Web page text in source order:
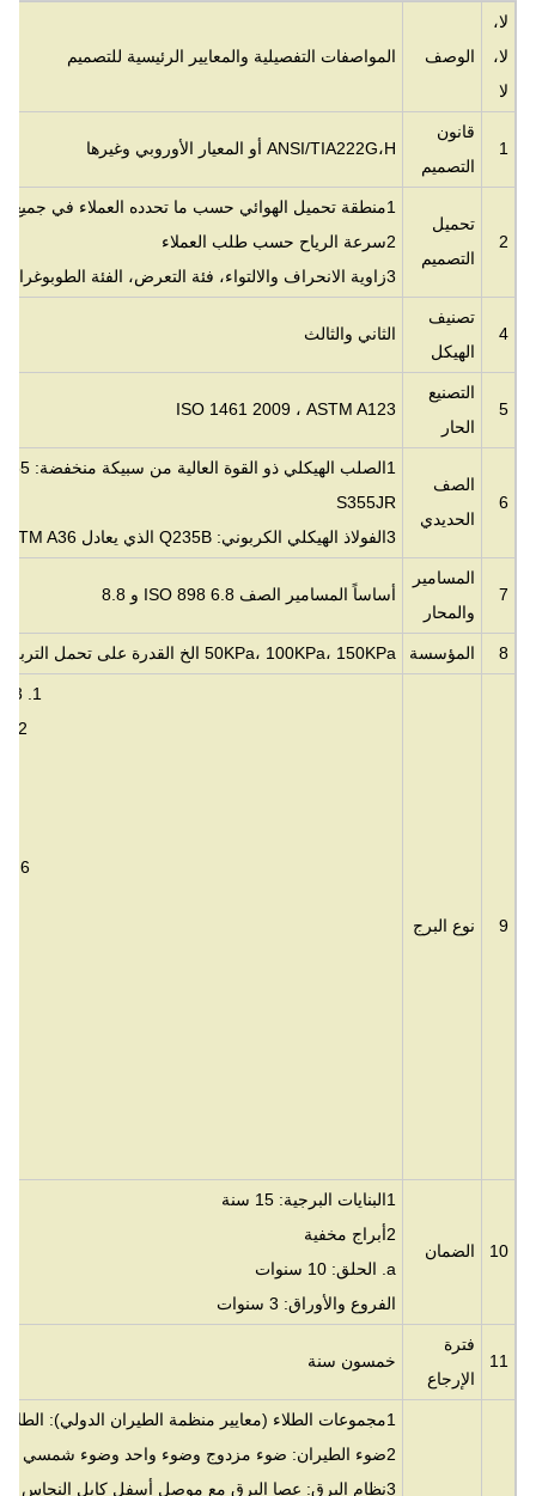
لا،
لا،
لا
الوصف المواصفات التفصيلية والمعايير الرئيسية للتصميم
1
قانون
التصميم
ANSI/TIA222G،H أو المعيار الأوروبي وغيرها
2
تحميل
التصميم
1منطقة تحميل الهوائي حسب ما تحدده العملاء في جميع أنحاء العالم.
2سرعة الرياح حسب طلب العملاء
3زاوية الانحراف والالتواء، فئة التعرض، الفئة الطوبوغرافية كما هو محدد من قبل العملاء.
4
تصنيف
الهيكل
الثاني والثالث
5
التصنيع
الحار
ISO 1461 2009 ، ASTM A123
6
الصف
الحديدي
1الصلب الهيكلي ذو القوة العالية من سبيكة منخفضة: Q355 أو ما يعادلها
S355JR
3الفولاذ الهيكلي الكربوني: Q235B الذي يعادل ASTM A36 أو S235JR
7
المسامير
والمحار
أساساً المسامير الصف ISO 898 6.8 و 8.8
8 المؤسسة 50KPa، 100KPa، 150KPa الخ القدرة على تحمل التربة
9 نوع البرج
1. 3 أو 4 ساق ذاتية مدعومة الأبراج الزاوية
2. 3 أو 4 ساق ذاتية مدعومة أبراج أنبوبية
6برج RDS: موقع / برج الاستخدام السريع
10 الضمان
1البنايات البرجية: 15 سنة
2أبراج مخفية
a. الحلق: 10 سنوات
الفروع والأوراق: 3 سنوات
11
فترة
الإرجاع
خمسون سنة
1مجموعات الطلاء (معايير منظمة الطيران الدولي): الطلاء المضاد للتآكل على أساس الماء
2ضوء الطيران: ضوء مزدوج وضوء واحد وضوء شمسي